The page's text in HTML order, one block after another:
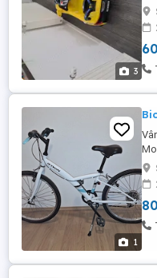
3
1
pe
de